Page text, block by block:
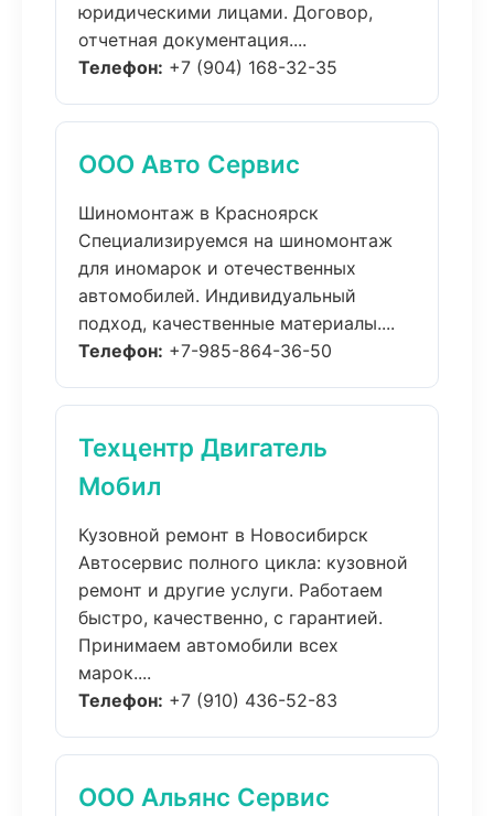
юридическими лицами. Договор,
отчетная документация....
Телефон: +7 (904) 168-32-35
ООО Авто Сервис
Шиномонтаж в Красноярск
Специализируемся на шиномонтаж
для иномарок и отечественных
автомобилей. Индивидуальный
подход, качественные материалы....
Телефон: +7-985-864-36-50
Техцентр Двигатель
Мобил
Кузовной ремонт в Новосибирск
Автосервис полного цикла: кузовной
ремонт и другие услуги. Работаем
быстро, качественно, с гарантией.
Принимаем автомобили всех
марок....
Телефон: +7 (910) 436-52-83
ООО Альянс Сервис